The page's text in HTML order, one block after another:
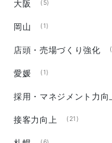
大阪 (5)
岡山 (1)
店頭・売場づくり強化
愛媛 (1)
採用・マネジメント力向
接客力向上 (21)